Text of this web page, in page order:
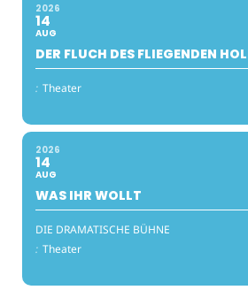
2026
14
AUG
DER FLUCH DES FLIEGENDEN
: Theater
2026
14
AUG
WAS IHR WOLLT
DIE DRAMATISCHE BÜHNE
: Theater